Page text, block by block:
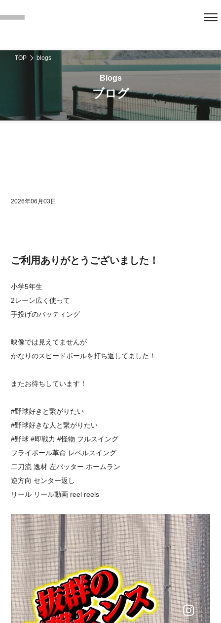
TOP blogs
ブログ
2026年06月03日
ご利用ありがとうございました！
小学5年生
2レーン広く使って
手投げのバッティング
映像では見えてませんが
かなりのスピードボールを打ち返してました！
またお待ちしています！
#野球好きと繋がりたい
#野球好きな人と繋がりたい
#野球 #即戦力 #怪物 フルスイング⁡
⁡フライボール革命 レベルスイング
二刀流 逸材 左バッター ホームラン
逆方向 センター返し
リール リール動画 reel reels